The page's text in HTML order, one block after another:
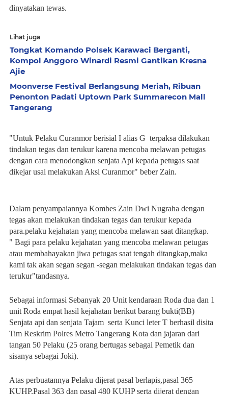
dinyatakan tewas.
Lihat juga
Tongkat Komando Polsek Karawaci Berganti,
Kompol Anggoro Winardi Resmi Gantikan Kresna
Ajie
Moonverse Festival Berlangsung Meriah, Ribuan
Penonton Padati Uptown Park Summarecon Mall
Tangerang
"Untuk Pelaku Curanmor berisial I alias G terpaksa dilakukan
tindakan tegas dan terukur karena mencoba melawan petugas
dengan cara menodongkan senjata Api kepada petugas saat
dikejar usai melakukan Aksi Curanmor" beber Zain.
Dalam penyampaiannya Kombes Zain Dwi Nugraha dengan
tegas akan melakukan tindakan tegas dan terukur kepada
para.pelaku kejahatan yang mencoba melawan saat ditangkap.
" Bagi para pelaku kejahatan yang mencoba melawan petugas
atau membahayakan jiwa petugas saat tengah ditangkap,maka
kami tak akan segan segan -segan melakukan tindakan tegas dan
terukur"tandasnya.
Sebagai informasi Sebanyak 20 Unit kendaraan Roda dua dan 1
unit Roda empat hasil kejahatan berikut barang bukti(BB)
Senjata api dan senjata Tajam serta Kunci leter T berhasil disita
Tim Reskrim Polres Metro Tangerang Kota dan jajaran dari
tangan 50 Pelaku (25 orang bertugas sebagai Pemetik dan
sisanya sebagai Joki).
Atas perbuatannya Pelaku dijerat pasal berlapis,pasal 365
KUHP,Pasal 363 dan pasal 480 KUHP serta dijerat dengan